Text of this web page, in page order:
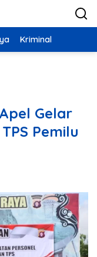
Kriminal
Gelar
Pemilu